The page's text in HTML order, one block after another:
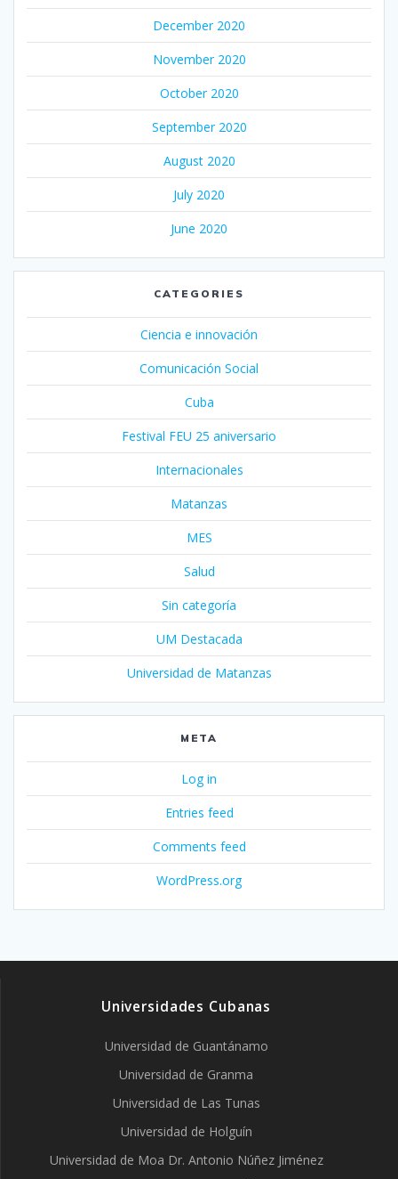
December 2020
November 2020
October 2020
September 2020
August 2020
July 2020
June 2020
CATEGORIES
Ciencia e innovación
Comunicación Social
Cuba
Festival FEU 25 aniversario
Internacionales
Matanzas
MES
Salud
Sin categoría
UM Destacada
Universidad de Matanzas
META
Log in
Entries feed
Comments feed
WordPress.org
Universidades Cubanas
Universidad de Guantánamo
Universidad de Granma
Universidad de Las Tunas
Universidad de Holguín
Universidad de Moa Dr. Antonio Núñez Jiménez